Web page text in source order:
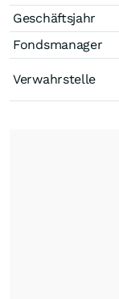
Geschäftsjahr
Fondsmanager
Verwahrstelle